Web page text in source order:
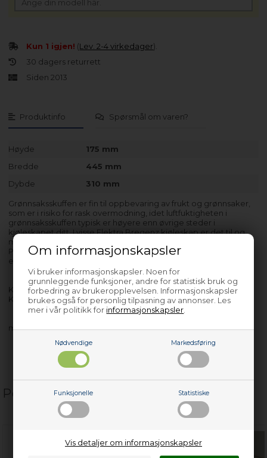
Om informasjonskapsler
Vi bruker informasjonskapsler. Noen for
grunnleggende funksjoner, andre for statistisk bruk og
forbedring av brukeropplevelsen. Informasjonskapsler
brukes også for personlig tilpasning av annonser. Les
mer i vår politikk for informasjonskapsler
Nødvendige Markedsføring
Funksjonelle Statistiske
Vis detaljer om informasjonskapsler
Produktinfo Spørsmål om varen?
Høyde
175 mm
Bredde
445 mm
Dybde
310 mm
Grønnsaksskuffen er fin til oppbevaring av frukt og grønnsaker,
som er i risiko for rask overmodning, idet luftfuktigheten i
grønnsaksskuffen typisk er høyere enn øvrige steder i
kjøleskapet ditt. I visse Elektra Bregenz kjøleskap er det til og
med mulighet for å justere luftfuktigheten i grønnsaksskuffen.
Produktet er kun egnet til modeller med produktnr. som angitt
etter bindestrek.
KSK74422W - 7506620052
KSK74422X - 7506620051
med flere…
Kun 1 igjen! (Lev. 2-4 virkedager).
30 dagers returrett
Siden 2013
Populære relaterte produkter